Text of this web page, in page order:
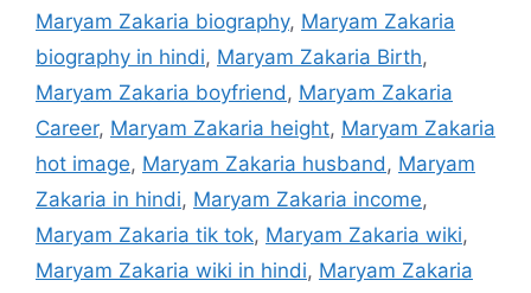
Maryam Zakaria biography, Maryam Zakaria
biography in hindi, Maryam Zakaria Birth,
Maryam Zakaria boyfriend, Maryam Zakaria
Career, Maryam Zakaria height, Maryam Zakaria
hot image, Maryam Zakaria husband, Maryam
Zakaria in hindi, Maryam Zakaria income,
Maryam Zakaria tik tok, Maryam Zakaria wiki,
Maryam Zakaria wiki in hindi, Maryam Zakaria